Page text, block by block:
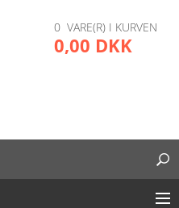
0 VARE(R) I KURVEN
0,00 DKK